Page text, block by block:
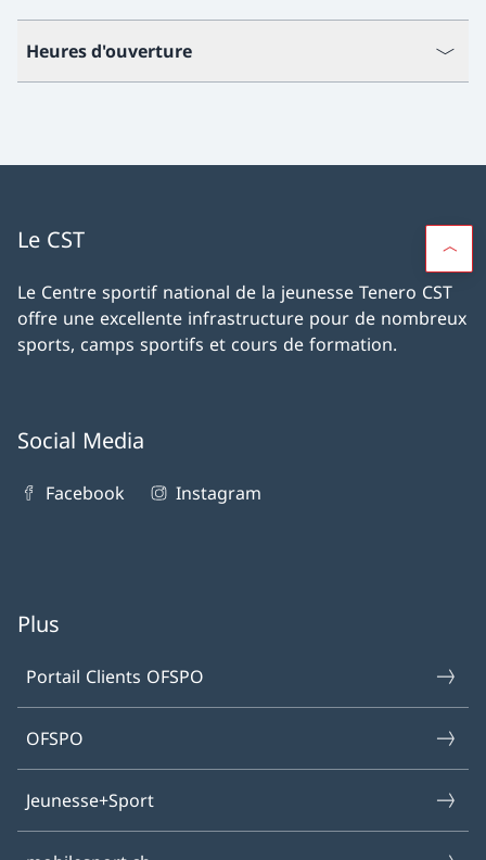
Heures d'ouverture
Le CST
Le Centre sportif national de la jeunesse Tenero CST
offre une excellente infrastructure pour de nombreux
sports, camps sportifs et cours de formation.
Social Media
Facebook Instagram
Plus
Portail Clients OFSPO
OFSPO
Jeunesse+Sport